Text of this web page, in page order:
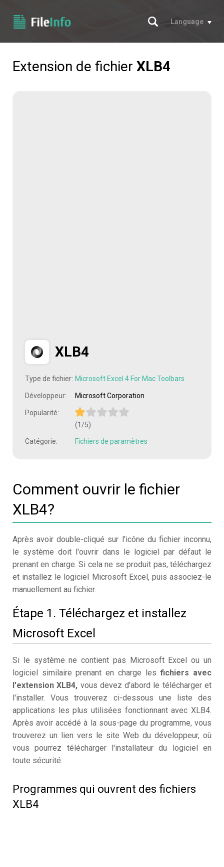
Chercher
Language
Extension de fichier XLB4
XLB4
Type de fichier: Microsoft Excel 4 For Mac Toolbars
Développeur: Microsoft Corporation
Popularité:
(1/5)
Catégorie: Fichiers de paramètres
Comment ouvrir le fichier
XLB4?
Après avoir double-cliqué sur l'icône du fichier inconnu,
le système doit l'ouvrir dans le logiciel par défaut le
prenant en charge. Si cela ne se produit pas, téléchargez
et installez le logiciel Microsoft Excel, puis associez-le
manuellement au fichier.
Étape 1. Téléchargez et installez
Microsoft Excel
Si le système ne contient pas Microsoft Excel ou un
logiciel similaire prenant en charge lesfichiers avec
l'extension XLB4, vous devez d'abord le télécharger et
l'installer. Vous trouverez ci-dessous une liste des
applications les plus utilisées fonctionnant avec XLB4.
Après avoir accédé à la sous-page du programme, vous
trouverez un lien vers le site Web du développeur, où
vous pourrez télécharger l'installateur du logiciel en
toute sécurité.
Programmes qui ouvrent des fichiers
XLB4